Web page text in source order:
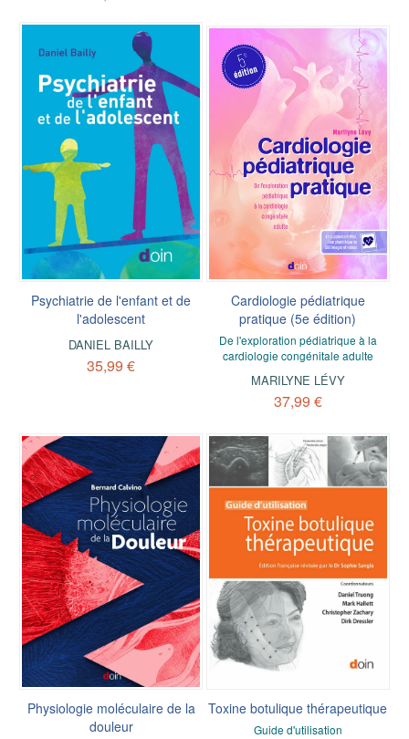
Psychiatrie de l'enfant et de
l'adolescent
DANIEL BAILLY
35,99 €
Cardiologie pédiatrique
pratique (5e édition)
De l'exploration pédiatrique à la
cardiologie congénitale adulte
MARILYNE LÉVY
37,99 €
Physiologie moléculaire de la
douleur
Toxine botulique thérapeutique
Guide d'utilisation